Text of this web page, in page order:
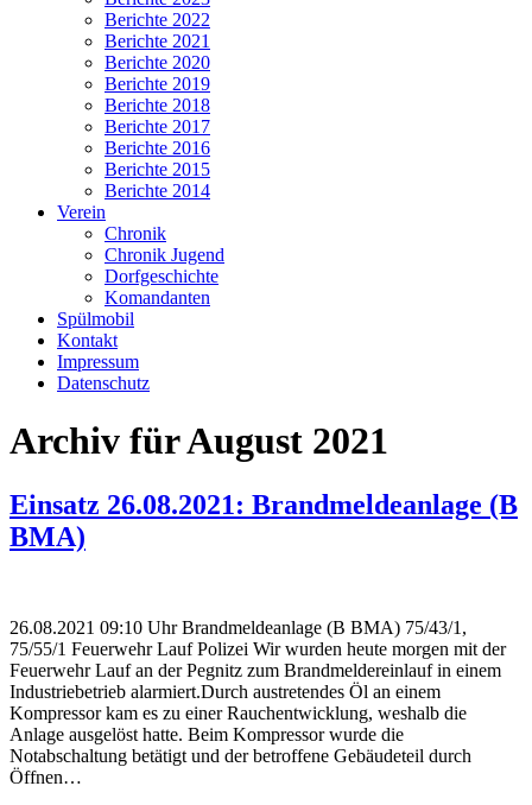
Berichte 2022
Berichte 2021
Berichte 2020
Berichte 2019
Berichte 2018
Berichte 2017
Berichte 2016
Berichte 2015
Berichte 2014
Verein
Chronik
Chronik Jugend
Dorfgeschichte
Komandanten
Spülmobil
Kontakt
Impressum
Datenschutz
Archiv für August 2021
Einsatz 26.08.2021: Brandmeldeanlage (B
BMA)
26.08.2021 09:10 Uhr Brandmeldeanlage (B BMA) 75/43/1,
75/55/1 Feuerwehr Lauf Polizei Wir wurden heute morgen mit der
Feuerwehr Lauf an der Pegnitz zum Brandmeldereinlauf in einem
Industriebetrieb alarmiert.Durch austretendes Öl an einem
Kompressor kam es zu einer Rauchentwicklung, weshalb die
Anlage ausgelöst hatte. Beim Kompressor wurde die
Notabschaltung betätigt und der betroffene Gebäudeteil durch
Öffnen…